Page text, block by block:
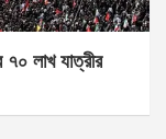
৭০ লাখ যাত্রীর